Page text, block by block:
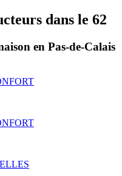
dans le 62
en Pas-de-Calais